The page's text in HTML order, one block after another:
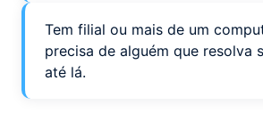
Tem filial ou mais de um
precisa de alguém que resolva
até lá.